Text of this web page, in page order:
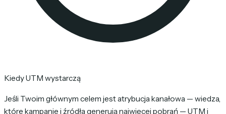
Kiedy UTM wystarczą
Jeśli Twoim głównym celem jest atrybucja kanałowa — wiedza,
które kampanie i źródła generują najwięcej pobrań — UTM i